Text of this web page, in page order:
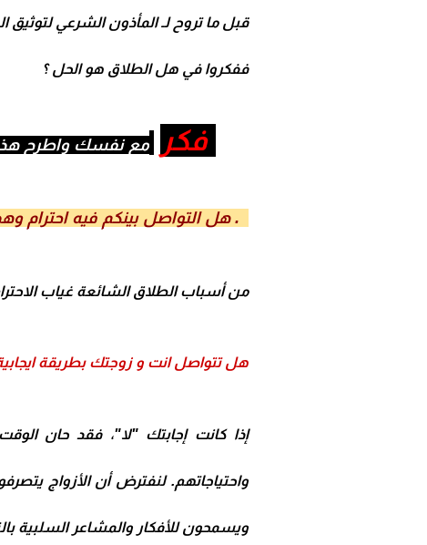
قبل ما تروح لـ المأذون الشرعي
ففكروا في هل الطلاق هو الحل ؟
فكر مع نفسك واطرح
منأسباب الطلاقالشائعة غياب
هل تتواصل انت و زوجتك بطريقة
إذا كانت إجابتك "لا"، فقد حان
واحتياجاتهم. لنفترض أن الأزواج
ويسمحون للأفكار والمشاعر السلبية